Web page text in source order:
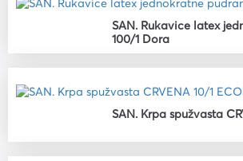
SAN. Rukavice latex
100/1 Dora
SAN. Krpa spužvasta